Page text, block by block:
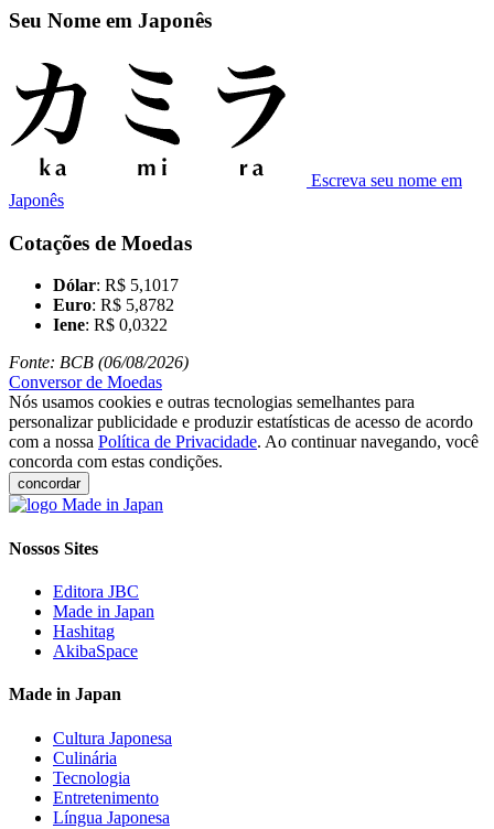
Seu Nome em Japonês
Escreva seu nome em
Japonês
Cotações de Moedas
Dólar: R$ 5,1017
Euro: R$ 5,8782
Iene: R$ 0,0322
Fonte: BCB (06/08/2026)
Conversor de Moedas
Nós usamos cookies e outras tecnologias semelhantes para
personalizar publicidade e produzir estatísticas de acesso de acordo
com a nossa Política de Privacidade. Ao continuar navegando, você
concorda com estas condições.
concordar
Nossos Sites
Editora JBC
Made in Japan
Hashitag
AkibaSpace
Made in Japan
Cultura Japonesa
Culinária
Tecnologia
Entretenimento
Língua Japonesa